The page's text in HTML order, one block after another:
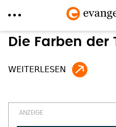
Direkt
Inhalt
Die Farben der